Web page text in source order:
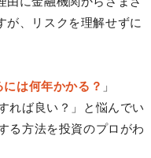
が、リスクを理解せずに
は何年かかる？ 」
れば良い？」と悩んでい
る方法を投資のプロがわ